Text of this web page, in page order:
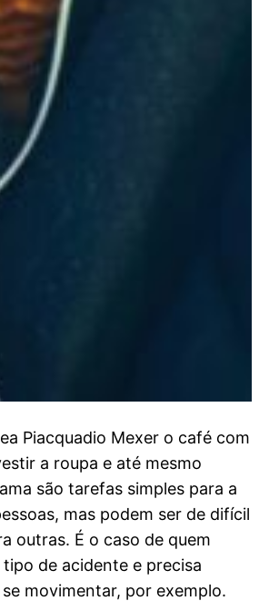
Piacquadio Mexer o café com
a roupa e até mesmo
são tarefas simples para a
mas podem ser de difícil
outras. É o caso de quem
de acidente e precisa
movimentar, por exemplo.